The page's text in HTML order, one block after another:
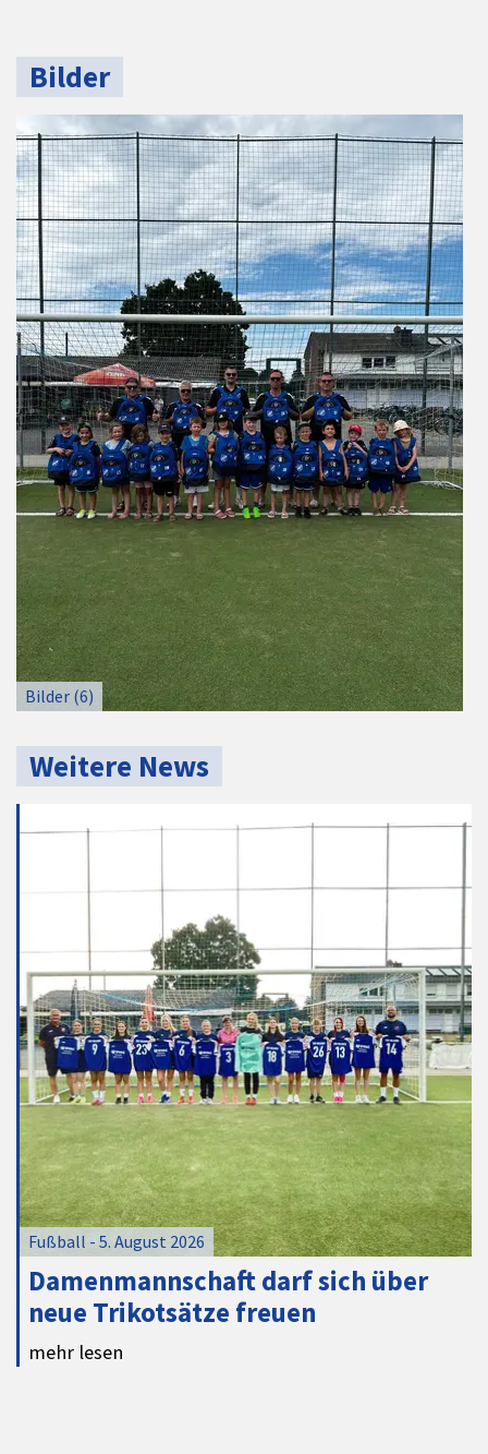
Bilder
Bilder (6)
Weitere News
Fußball - 5. August 2026
Damenmannschaft darf sich über
neue Trikotsätze freuen
mehr lesen